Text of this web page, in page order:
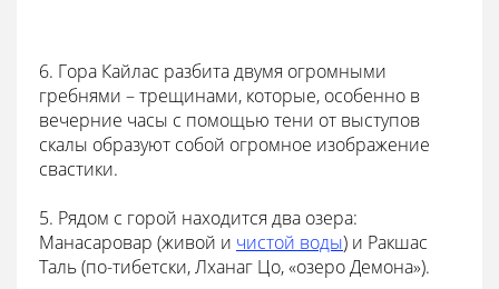
6. Гора Кайлас разбита двумя огромными
гребнями – трещинами, которые, особенно в
вечерние часы с помощью тени от выступов
скалы образуют собой огромное изображение
свастики.
5. Рядом с горой находится два озера:
Манасаровар (живой и чистой воды) и Ракшас
Таль (по-тибетски, Лханаг Цо, «озеро Демона»).